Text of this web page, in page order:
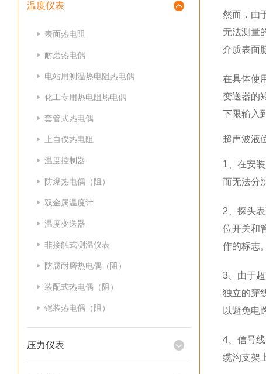
温度仪表
表面热电阻
耐磨热电偶
电站用测温热电阻热电偶
化工专用热电阻热电偶
套管式热电偶
上自仪热电阻
温度控制器
防爆热电偶（阻）
双金属温度计
温度变送器
非接触式测温仪表
防腐耐磨热电偶（阻）
装配式热电偶（阻）
铠装热电偶（阻）
压力仪表
然而，由
无法测量
介质表面
在具体使
变送器的
下限输入
超声波液
1、在安
而无法分
2、探头
位开关和
作的标志。
3、由于
独立的穿
以避免电
4、信号
缆沟支架